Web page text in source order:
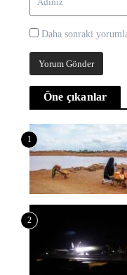
Daha sonraki
Öne çıkanlar
1
2